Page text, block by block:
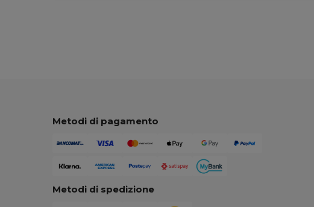
Metodi di pagamento
Metodi di spedizione